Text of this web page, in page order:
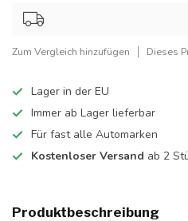
Zum Vergleich hinzufügen Dieses
Lager in der EU
Immer ab Lager lieferbar
Für fast alle Automarken
Kostenloser Versand ab 2
Produktbeschreibung